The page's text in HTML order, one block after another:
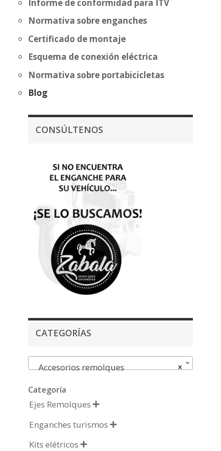
Informe de conformidad para ITV
Normativa sobre enganches
Certificado de montaje
Esquema de conexión eléctrica
Normativa sobre portabicicletas
Blog
CONSÚLTENOS
CATEGORÍAS
×
Accesorios remolques
Categoría
Ejes Remolques 
Enganches turismos 
Kits elétricos 